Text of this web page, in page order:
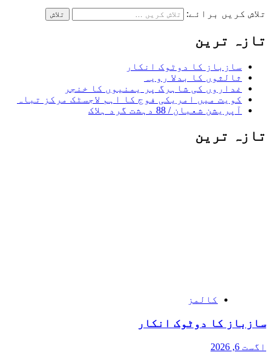
تلاش کریں برائے:
تازہ ترین
سازباز کا دوٹوک انکار
ثالثوں کا بدلا رویہ
غداروں کی شاہرگ پر یمنیوں کا خنجر
کویت میں امریکی فوج کا اہم لاجسٹک مرکز تباہ
آپریشن شعبان / 88 دہشت گرد ہلاک
تازہ ترین
کالمز
سازباز کا دوٹوک انکار
اگست 6, 2026